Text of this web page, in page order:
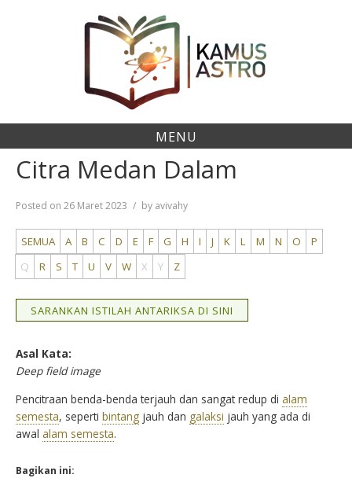
MENU
Citra Medan Dalam
Posted on 26 Maret 2023 by avivahy
SEMUA A B C D E F G H I J K L M N O
P
Q
R S T U V W X Y Z
SARANKAN ISTILAH ANTARIKSA DI SINI
Asal Kata:
Deep field image
Pencitraan benda-benda terjauh dan sangat redup di alam
semesta, seperti bintang jauh dan galaksi jauh yang ada di
awal alam semesta.
Bagikan ini: